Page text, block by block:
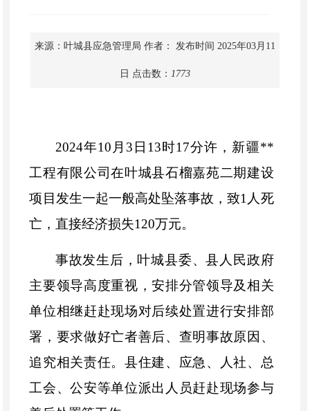
来源：叶城县应急管理局 作者： 发布时间 2025年03月11
日 点击数： 1773
2024年10 月 3 日 13时17分许，新疆**
工程有限公司在叶城县石榴嘉苑二期建设
项目发生一起一般高处坠落事故，致1 人死
亡，直接经济损失120万元。
事故发生后，叶城县委、县人民政府
主要领导高度重视，安排分管领导及相关
单位相继赶赴现场对后续处置进行安排部
署，要求做好亡者善后、查明事故原因、
追究相关责任。县住建、 应急、 人社、 总
工会、公安等单位派出人员赶赴现场参与